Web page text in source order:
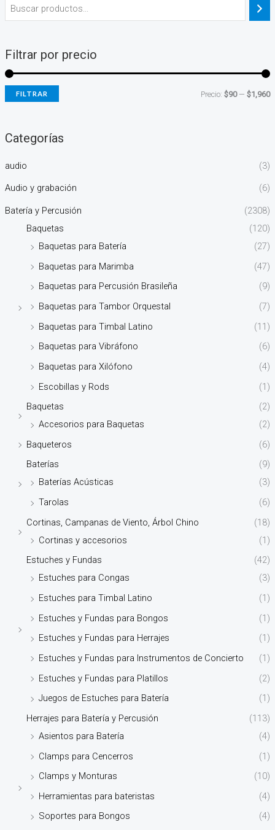
Filtrar por precio
FILTRAR Precio:$90—$1,960
Categorías
audio (3)
Audio y grabación (6)
Batería y Percusión
(2308)
Baquetas
(120)
Baquetas para Batería
(27)
Baquetas para Marimba
(47)
Baquetas para Percusión Brasileña
(9)
Baquetas para Tambor Orquestal
(7)
Baquetas para Timbal Latino
(11)
Baquetas para Vibráfono
(6)
Baquetas para Xilófono
(4)
Escobillas y Rods
(1)
Baquetas
(2)
Accesorios para Baquetas
(2)
Baqueteros
(6)
Baterías
(9)
Baterías Acústicas
(3)
Tarolas
(6)
Cortinas, Campanas de Viento, Árbol Chino
(18)
Cortinas y accesorios
(1)
Estuches y Fundas
(42)
Estuches para Congas
(3)
Estuches para Timbal Latino
(1)
Estuches y Fundas para Bongos
(1)
Estuches y Fundas para Herrajes
(1)
Estuches y Fundas para Instrumentos de Concierto
(1)
Estuches y Fundas para Platillos
(2)
Juegos de Estuches para Batería
(1)
Herrajes para Batería y Percusión
(113)
Asientos para Batería
(4)
Clamps para Cencerros
(1)
Clamps y Monturas
(10)
Herramientas para bateristas
(4)
Soportes para Bongos
(4)